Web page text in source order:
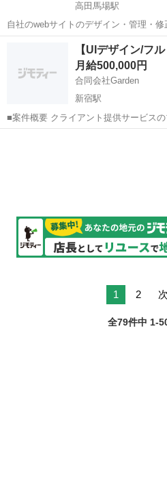
高田馬場駅
自社のwebサイトのデザイン・管理・
す。 記載の時給は目安で、案件ベースでお見積もりを頂き、費用をお
支払いいたします。 まずはお
高田馬場駅 エ
【UIデザイン/フ
月給500,000円
合同会社Garden
新宿駅
■案件概要 クライアント提供サービスの
リのUIデザイン、コンテンツデザイン
1 2
全79件中 1-